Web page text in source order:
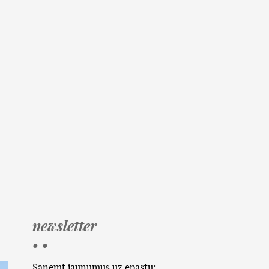
newsletter
• •